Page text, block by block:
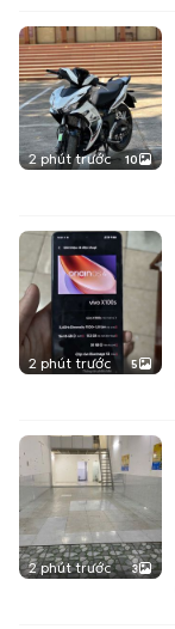
2 phút trước 10
2 phút trước 5
2 phút trước 3